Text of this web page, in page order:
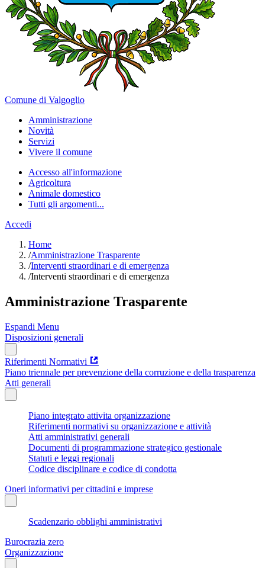
Comune di Valgoglio
Amministrazione
Novità
Servizi
Vivere il comune
Accesso all'informazione
Agricoltura
Animale domestico
Tutti gli argomenti...
Accedi
Home
/Amministrazione Trasparente
/Interventi straordinari e di emergenza
/Interventi straordinari e di emergenza
Amministrazione Trasparente
Espandi Menu
Disposizioni generali
Riferimenti Normativi
Piano triennale per prevenzione della corruzione e della trasparenza
Atti generali
Piano integrato attivita organizzazione
Riferimenti normativi su organizzazione e attività
Atti amministrativi generali
Documenti di programmazione strategico gestionale
Statuti e leggi regionali
Codice disciplinare e codice di condotta
Oneri informativi per cittadini e imprese
Scadenzario obblighi amministrativi
Burocrazia zero
Organizzazione